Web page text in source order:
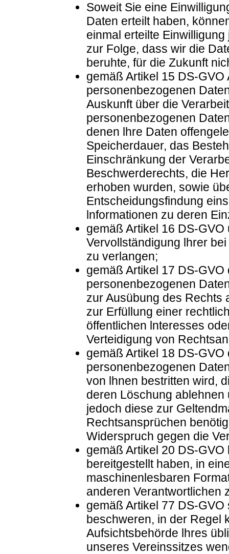
Soweit Sie eine
Daten erteilt haben,
einmal erteilte
zur Folge, dass wir die
beruhte, für die Zukunft
gemäß Artikel 15 DS-
personenbezogenen
Auskunft über die
personenbezogenen
denen lhre Daten
Speicherdauer, das
Einschränkung der
Beschwerderechts, die
erhoben wurden, sowie
Entscheidungsfindung
lnformationen zu deren
gemäß Artikel 16 DS-
Vervollständigung lhrer
zu verlangen;
gemäß Artikel 17 DS-
personenbezogenen
zur Ausübung des Rechts
zur Erfüllung einer
öffentlichen lnteresses
Verteidigung von
gemäß Artikel 18 DS-
personenbezogenen
von lhnen bestritten wird,
deren Löschung
jedoch diese zur
Rechtsansprüchen
Widerspruch gegen die
gemäß Artikel 20 DS-
bereitgestellt haben, in
maschinenlesbaren
anderen Verantwortlichen
gemäß Artikel 77 DS-
beschweren, in der Regel
Aufsichtsbehörde lhres
unseres Vereinssitzes